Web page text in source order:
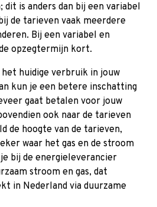
dit is anders dan bij een variabel
de tarieven vaak meerdere
Bij een variabel en
opzegtermijn kort.
huidige verbruik in jouw
kun je een betere inschatting
gaat betalen voor jouw
ook naar de tarieven
de hoogte van de tarieven,
waar het gas en de stroom
bij de energieleverancier
stroom en gas, dat
in Nederland via duurzame